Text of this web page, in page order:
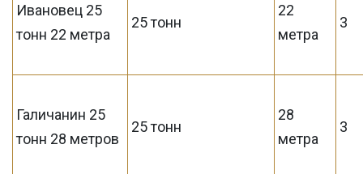
Ивановец 25
тонн 22 метра
25 тонн
22
метра
3
Галичанин 25
тонн 28 метров
25 тонн
28
метра
3